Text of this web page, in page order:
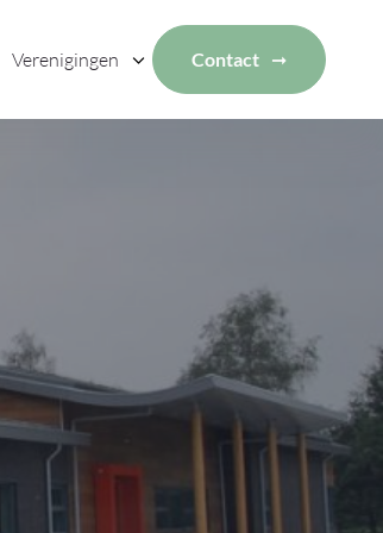
Verenigingen Contact